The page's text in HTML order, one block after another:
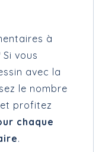
à
vous
avec la
le nombre
profitez
chaque
.